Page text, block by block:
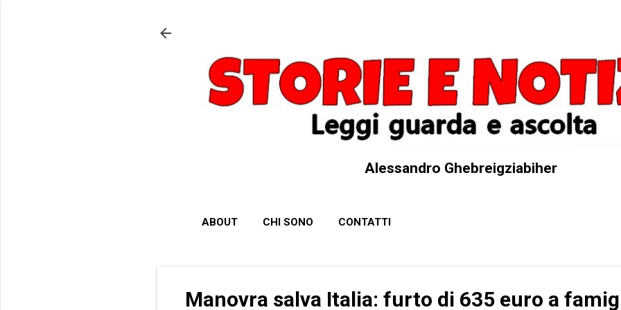
Alessandro Ghebreigziabiher
ABOUT CHI SONO CONTATTI
Manovra salva Italia: furto di 635 euro a